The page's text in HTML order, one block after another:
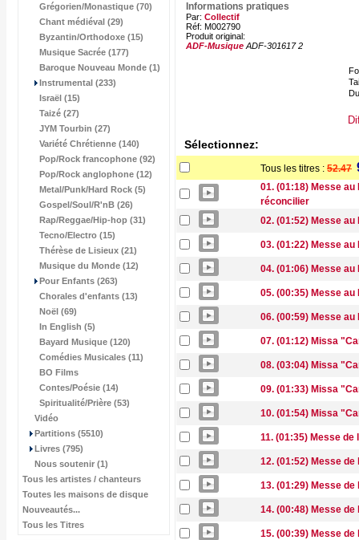
Grégorien/Monastique (70)
Chant médiéval (29)
Byzantin/Orthodoxe (15)
Musique Sacrée (177)
Baroque Nouveau Monde (1)
Instrumental (233)
Israël (15)
Taizé (27)
JYM Tourbin (27)
Variété Chrétienne (140)
Pop/Rock francophone (92)
Pop/Rock anglophone (12)
Metal/Punk/Hard Rock (5)
Gospel/Soul/R'nB (26)
Rap/Reggae/Hip-hop (31)
Tecno/Electro (15)
Thérèse de Lisieux (21)
Musique du Monde (12)
Pour Enfants (263)
Chorales d'enfants (13)
Noël (69)
In English (5)
Bayard Musique (120)
Comédies Musicales (11)
BO Films
Contes/Poésie (14)
Spiritualité/Prière (53)
Vidéo
Partitions (5510)
Livres (795)
Nous soutenir (1)
Tous les artistes / chanteurs
Toutes les maisons de disque
Nouveautés...
Tous les Titres
Informations pratiques
Par: Collectif
Réf: M002790
Produit original:
ADF-Musique ADF-301617 2
Sélectionnez:
Tous les titres : 52.47
01. (01:18) Messe
réconcilier
02. (01:52) Messe
03. (01:22) Messe au
04. (01:06) Messe au
05. (00:35) Messe
06. (00:59) Messe au
07. (01:12) Missa
08. (03:04) Missa
09. (01:33) Missa
10. (01:54) Missa
11. (01:35) Messe
12. (01:52) Messe
13. (01:29) Messe
14. (00:48) Messe
15. (00:39) Messe